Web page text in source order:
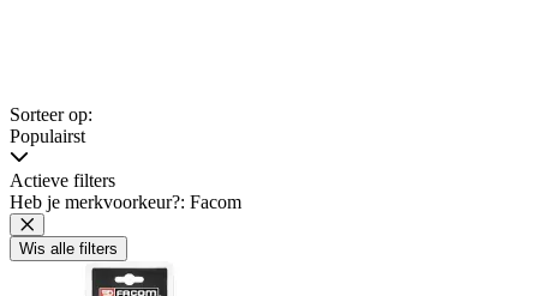
Sorteer op:
Populairst
Actieve filters
Heb je merkvoorkeur?: Facom
Wis alle filters